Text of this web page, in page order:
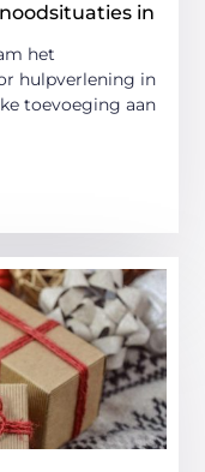
in
het
hulpverlening in
toevoeging aan